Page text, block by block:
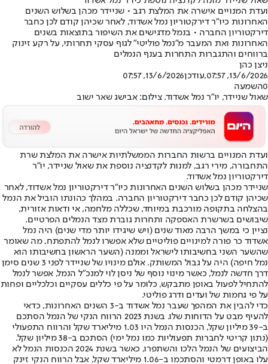
ועדת המנויים אישרה את המלצת רגב • שניידר מכהן בשלוש השנים
האחרונות כיו״ר דירקטוריון נמל אשדוד, לאחר שכיהן קודם לכן כחבר
דירקטוריון החברה • בנמל מדגישים את השיפור בתוצאות בשנים
האחרונות ואת המעבר מ"נמל פוליטי" לגוף עסקי תחרותי, על רקע זינוק
ברווחים והתגברות התחרות בענף הנמלים
ניצן כהן
13/6/2026, 07:57
,עודכן13/6/2026, 07:57
0השמעה
שאול שניידר, יו"ר נמל אשדוד. צילום: אבישג שאר ישוב
ועדת המנויים ברשות החברות הממשלתיות אישרה את המלצת שרת
התחבורה, מירי רגב, למנות לקדנציה נוספת את שאול שניידר, יו״ר
דירקטוריון נמל אשדוד.
שניידר מכהן בשלוש השנים האחרונות כיו״ר דירקטוריון נמל אשדוד, לאחר
שכיהן קודם לכן כחבר דירקטוריון החברה. במהלך כהונתו הוביל את הנמל
בהצלחה בתקופה מורכבת במיוחד, שכללה מלחמה, אי ודאות אזורית,
שיבושים בשרשרת האספקה ותחרות גוברת מצד הנמלים הפרטיים.
נציין כי במשך הרבה מאוד שנים (ויש שיגידו יותר מדי שנים) היה נמל
אשדוד כר פורה למינויים פוליטיים שלא אפשרו לנמל להתפתח, מה שאומר
שהשער השני בחשיבותו לישראל וממנה (השער הראשון בחשיבותו הוא
נמל חיפה) היה על גבול המשותק. אולם מינויו של שניידר לפני 3 שנים סימן
דרך חדשה לנמל, כאשר מינוי נוסף של ניסן לוי למנכ״ל הנמל, אפשר לנמל
להתחיל לפעול באופן מתבקש, כלומר על פי כללים עסקיים וכלכליים ופחות
על פי גחמות של ועדים ודרג פוליטי.
כדי להבין את המהפך שעבר נמל אשדוד ב-3 השנים האחרונות, כדאי
להעיף מבט על הדוחות שלו. בשנת 2023 הרווח הנקי של הנמל הסתכם
ב-39 מיליון שקל, הכנסות הנמל היו 1.03 מיליארד שקל והרווח התפעולי
(נתון קריטי לחברות תפעוליות כמו נמל ימי) הסתכם ב-38 מיליון שקל.
הביצועים של הנמל הלכו והשתפרו, כאשר בשנת 2024 הכנסות הנמל לא
עלו באופן דרמטי והסתכמו ב-1.06 מיליארד שקל, אבל הרווח הנקי זינק